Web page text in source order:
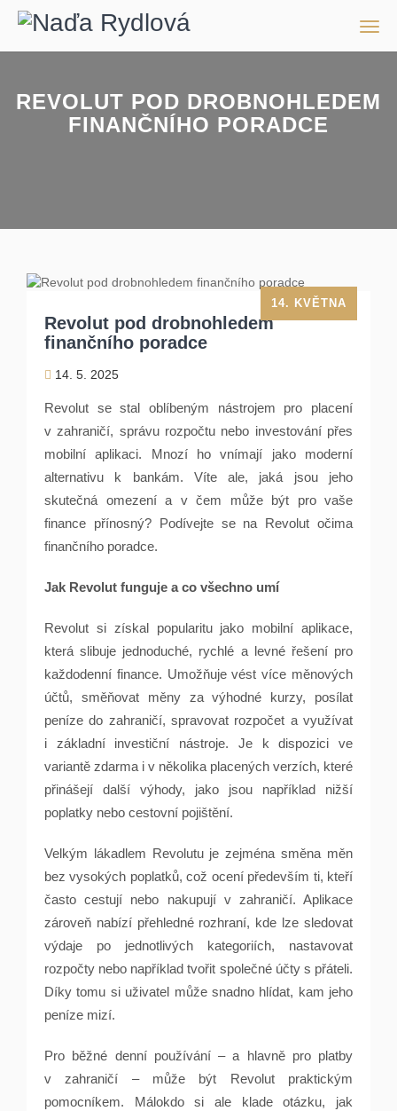
REVOLUT POD DROBNOHLEDEM
FINANČNÍHO PORADCE
Revolut pod drobnohledem
finančního poradce
14. 5. 2025
14. KVĚTNA
Revolut se stal oblíbeným nástrojem pro placení
v zahraničí, správu rozpočtu nebo investování přes
mobilní aplikaci. Mnozí ho vnímají jako moderní
alternativu k bankám. Víte ale, jaká jsou jeho
skutečná omezení a v čem může být pro vaše
finance přínosný? Podívejte se na Revolut očima
finančního poradce.
Jak Revolut funguje a co všechno umí
Revolut si získal popularitu jako mobilní aplikace,
která slibuje jednoduché, rychlé a levné řešení pro
každodenní finance. Umožňuje vést více měnových
účtů, směňovat měny za výhodné kurzy, posílat
peníze do zahraničí, spravovat rozpočet a využívat
i základní investiční nástroje. Je k dispozici ve
variantě zdarma i v několika placených verzích, které
přinášejí další výhody, jako jsou například nižší
poplatky nebo cestovní pojištění.
Velkým lákadlem Revolutu je zejména směna měn
bez vysokých poplatků, což ocení především ti, kteří
často cestují nebo nakupují v zahraničí. Aplikace
zároveň nabízí přehledné rozhraní, kde lze sledovat
výdaje po jednotlivých kategoriích, nastavovat
rozpočty nebo například tvořit společné účty s přáteli.
Díky tomu si uživatel může snadno hlídat, kam jeho
peníze mizí.
Pro běžné denní používání – a hlavně pro platby
v zahraničí – může být Revolut praktickým
pomocníkem. Málokdo si ale klade otázku, jak